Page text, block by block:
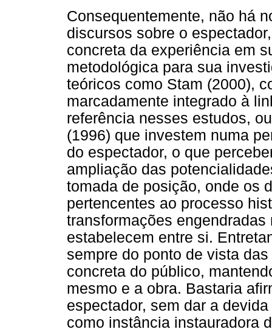
Consequentemente, não há
discursos sobre o
concreta da experiência em
metodológica para sua
teóricos como Stam (2000),
marcadamente integrado à
referência nesses estudos,
(1996) que investem numa
do espectador, o que
ampliação das
tomada de posição, onde os
pertencentes ao processo
transformações
estabelecem entre si.
sempre do ponto de vista
concreta do público,
mesmo e a obra. Bastaria
espectador, sem dar a
como instância instauradora